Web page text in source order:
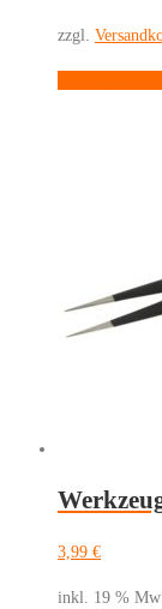
zzgl.
3,99 €
inkl. 19 %